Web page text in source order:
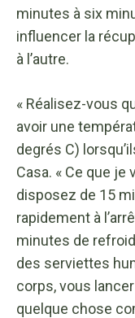
minutes à six
influencer la
à l’autre.
« Réalisez-vous
avoir une
degrés C)
Casa. « Ce que je
disposez de 15
rapidement à
minutes de
des serviettes
corps, vous
quelque chose